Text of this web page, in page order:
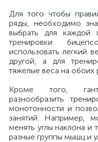
Для того чтобы
ряды, необходимо
выбрать для каждой
тренировки
использовать легкий
другой, а для
тяжелые веса на обоих
Кроме того,
разнообразить
монотонности и
занятий. Например,
менять углы наклона и
разные группы мышц и